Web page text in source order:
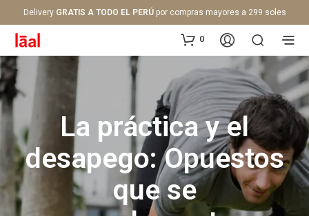
Delivery GRATIS A TODO EL PERÚpor compras mayores a 299 soles
0
La práctica y el
desapego: Opuestos
que se